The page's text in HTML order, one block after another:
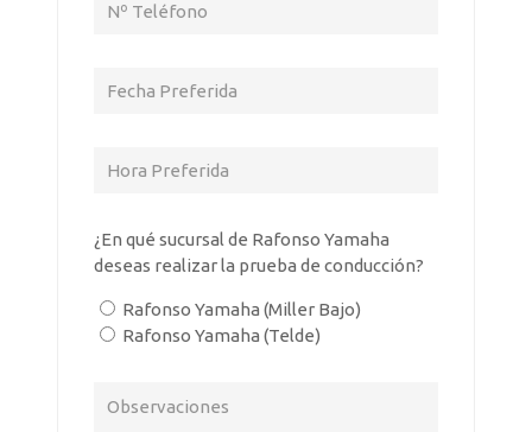
¿En qué sucursal de Rafonso Yamaha
deseas realizar la prueba de conducción?
Rafonso Yamaha (Miller Bajo)
Rafonso Yamaha (Telde)